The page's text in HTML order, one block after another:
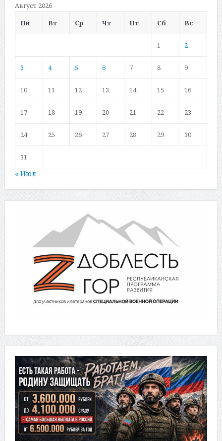
Август 2026
Пн
Вт Ср Чт Пт Сб Вс
1 2
3 4 5 6 7 8 9
10 11 12 13 14 15 16
17 18 19 20 21 22 23
24 25 26 27 28 29 30
31
« Июл